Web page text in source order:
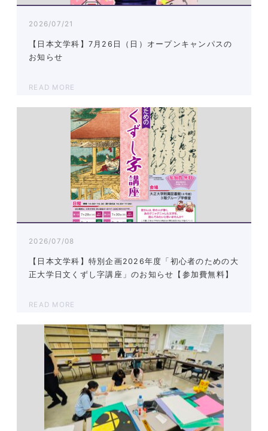
2026/07/21
【日本文学科】7月26日（日）オープンキャンパスの
お知らせ
READ MORE
2026/07/08
【日本文学科】特別企画2026年度「初心者のための大
正大学日文くずし字講座」のお知らせ【参加費無料】
READ MORE